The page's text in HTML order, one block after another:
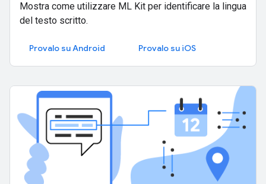
Mostra come utilizzare ML Kit per identificare la lingua
del testo scritto.
Provalo su Android Provalo su iOS